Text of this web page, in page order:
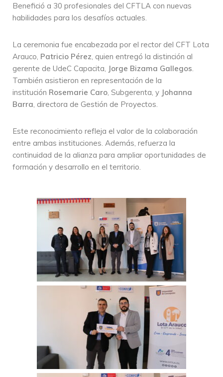
Benefició a 30 profesionales del CFTLA con nuevas
habilidades para los desafíos actuales.
La ceremonia fue encabezada por el rector del CFT Lota
Arauco, Patricio Pérez , quien entregó la distinción al
gerente de UdeC Capacita, Jorge Bizama Gallegos
También asistieron en representación de la
institución Rosemarie Caro , Subgerenta, y Johanna
Barra , directora de Gestión de Proyectos.
Este reconocimiento refleja el valor de la colaboración
entre ambas instituciones. Además, refuerza la
continuidad de la alianza para ampliar oportunidades de
formación y desarrollo en el territorio.